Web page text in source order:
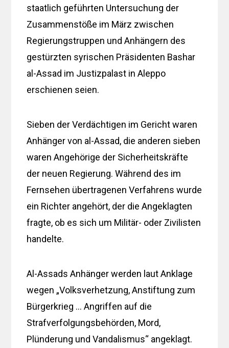
staatlich geführten Untersuchung der
Zusammenstöße im März zwischen
Regierungstruppen und Anhängern des
gestürzten syrischen Präsidenten Bashar
al-Assad im Justizpalast in Aleppo
erschienen seien.
Sieben der Verdächtigen im Gericht waren
Anhänger von al-Assad, die anderen sieben
waren Angehörige der Sicherheitskräfte
der neuen Regierung. Während des im
Fernsehen übertragenen Verfahrens wurde
ein Richter angehört, der die Angeklagten
fragte, ob es sich um Militär- oder Zivilisten
handelte.
Al-Assads Anhänger werden laut Anklage
wegen „Volksverhetzung, Anstiftung zum
Bürgerkrieg … Angriffen auf die
Strafverfolgungsbehörden, Mord,
Plünderung und Vandalismus“ angeklagt.